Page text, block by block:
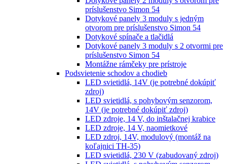
príslušenstvo Simon 54
Dotykové panely 3 moduly s jedným
otvorom pre príslušenstvo Simon 54
Dotykové spínače a tlačidlá
Dotykové panely 3 moduly s 2 otvormi pre
príslušenstvo Simon 54
Montážne rámčeky pre prístroje
Podsvietenie schodov a chodieb
LED svietidlá, 14V (je potrebné dokúpiť
zdroj)
LED svietidlá, s pohybovým senzorom,
14V (je potrebné dokúpiť zdroj)
LED zdroje, 14 V, do inštalačnej krabice
LED zdroje, 14 V, naomietkové
LED zdroj, 14V, modulový (montáž na
koľajnici TH-35)
LED svietidlá, 230 V (zabudovaný zdroj)